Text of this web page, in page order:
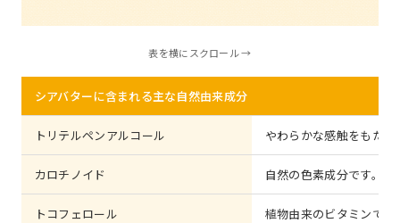
表を横にスクロール →
シアバターに含まれる主な自然由来成分
トリテルペンアルコール やわらかな感触をもた
カロチノイド 自然の色素成分です。
トコフェロール 植物由来のビタミンで